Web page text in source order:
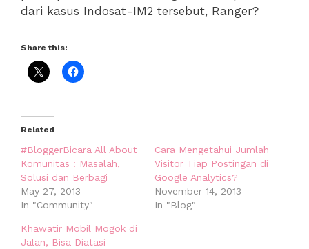
dari kasus Indosat-IM2 tersebut, Ranger?
Share this:
Related
#BloggerBicara All About
Komunitas : Masalah,
Solusi dan Berbagi
May 27, 2013
In "Community"
Cara Mengetahui Jumlah
Visitor Tiap Postingan di
Google Analytics?
November 14, 2013
In "Blog"
Khawatir Mobil Mogok di
Jalan, Bisa Diatasi